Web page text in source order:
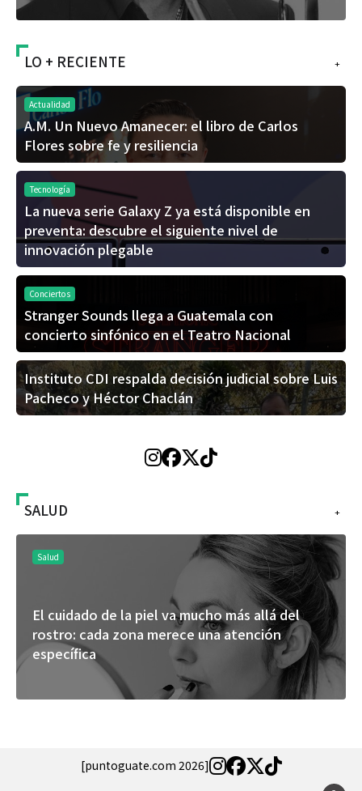
+
LO + RECIENTE
Actualidad
A.M. Un Nuevo Amanecer: el libro de Carlos
Flores sobre fe y resiliencia
Tecnología
La nueva serie Galaxy Z ya está disponible en
preventa: descubre el siguiente nivel de
innovación plegable
Conciertos
Stranger Sounds llega a Guatemala con
concierto sinfónico en el Teatro Nacional
Instituto CDI respalda decisión judicial sobre Luis
Pacheco y Héctor Chaclán
+
SALUD
Salud
El cuidado de la piel va mucho más allá del
rostro: cada zona merece una atención
específica
[puntoguate.com 2026]